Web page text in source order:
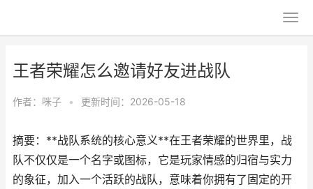
王者荣耀怎么邀请好友进战队
作者： 咪子 • 更新时间：2026-05-18
摘要：**战队系统的核心意义**在王者荣耀的世界里，战
队不仅仅是一个名字或图标，它是玩家情感的归宿与实力
的象征，加入一个活跃的战队，意味着你拥有了固定的开